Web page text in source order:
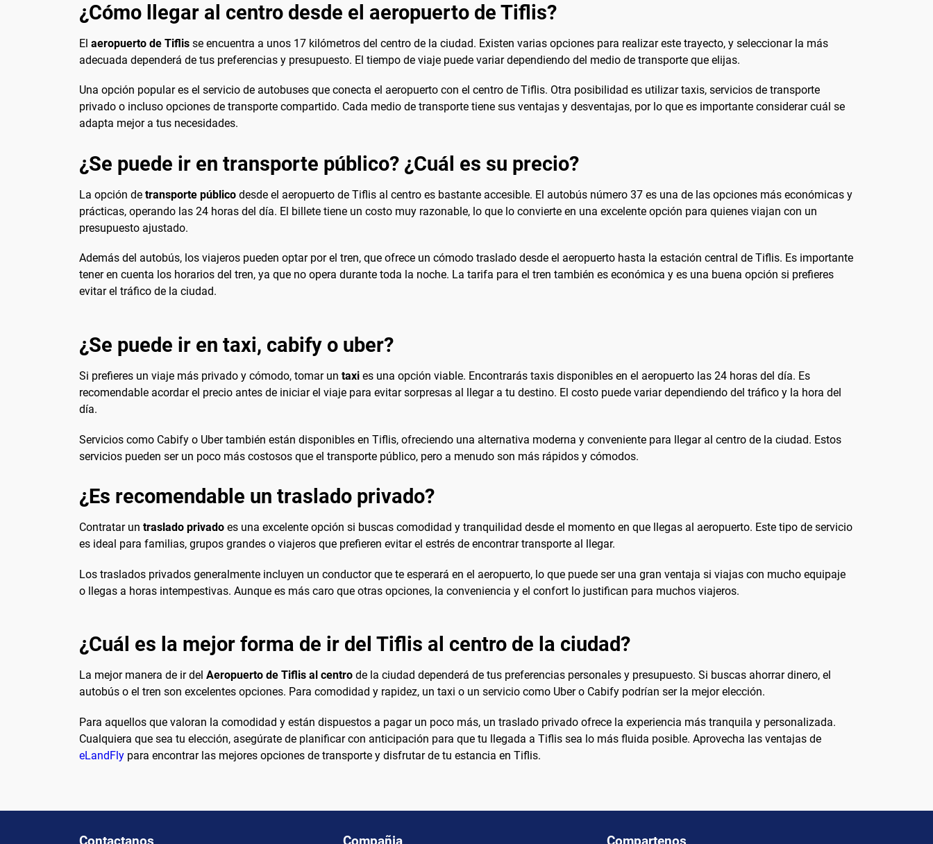
¿Cómo llegar al centro desde el aeropuerto de Tiflis?
El aeropuerto de Tiflis se encuentra a unos 17 kilómetros del centro de la ciudad. Existen varias opciones para realizar este trayecto, y seleccionar la más
adecuada dependerá de tus preferencias y presupuesto. El tiempo de viaje puede variar dependiendo del medio de transporte que elijas.
Una opción popular es el servicio de autobuses que conecta el aeropuerto con el centro de Tiflis. Otra posibilidad es utilizar taxis, servicios de transporte
privado o incluso opciones de transporte compartido. Cada medio de transporte tiene sus ventajas y desventajas, por lo que es importante considerar cuál se
adapta mejor a tus necesidades.
¿Se puede ir en transporte público? ¿Cuál es su precio?
La opción de transporte público desde el aeropuerto de Tiflis al centro es bastante accesible. El autobús número 37 es una de las opciones más económicas y
prácticas, operando las 24 horas del día. El billete tiene un costo muy razonable, lo que lo convierte en una excelente opción para quienes viajan con un
presupuesto ajustado.
Además del autobús, los viajeros pueden optar por el tren, que ofrece un cómodo traslado desde el aeropuerto hasta la estación central de Tiflis. Es importante
tener en cuenta los horarios del tren, ya que no opera durante toda la noche. La tarifa para el tren también es económica y es una buena opción si prefieres
evitar el tráfico de la ciudad.
¿Se puede ir en taxi, cabify o uber?
Si prefieres un viaje más privado y cómodo, tomar un taxi es una opción viable. Encontrarás taxis disponibles en el aeropuerto las 24 horas del día. Es
recomendable acordar el precio antes de iniciar el viaje para evitar sorpresas al llegar a tu destino. El costo puede variar dependiendo del tráfico y la hora del
día.
Servicios como Cabify o Uber también están disponibles en Tiflis, ofreciendo una alternativa moderna y conveniente para llegar al centro de la ciudad. Estos
servicios pueden ser un poco más costosos que el transporte público, pero a menudo son más rápidos y cómodos.
¿Es recomendable un traslado privado?
Contratar un traslado privado es una excelente opción si buscas comodidad y tranquilidad desde el momento en que llegas al aeropuerto. Este tipo de servicio
es ideal para familias, grupos grandes o viajeros que prefieren evitar el estrés de encontrar transporte al llegar.
Los traslados privados generalmente incluyen un conductor que te esperará en el aeropuerto, lo que puede ser una gran ventaja si viajas con mucho equipaje
o llegas a horas intempestivas. Aunque es más caro que otras opciones, la conveniencia y el confort lo justifican para muchos viajeros.
¿Cuál es la mejor forma de ir del Tiflis al centro de la ciudad?
La mejor manera de ir del Aeropuerto de Tiflis al centro de la ciudad dependerá de tus preferencias personales y presupuesto. Si buscas ahorrar dinero, el
autobús o el tren son excelentes opciones. Para comodidad y rapidez, un taxi o un servicio como Uber o Cabify podrían ser la mejor elección.
Para aquellos que valoran la comodidad y están dispuestos a pagar un poco más, un traslado privado ofrece la experiencia más tranquila y personalizada.
Cualquiera que sea tu elección, asegúrate de planificar con anticipación para que tu llegada a Tiflis sea lo más fluida posible. Aprovecha las ventajas de
eLandFly para encontrar las mejores opciones de transporte y disfrutar de tu estancia en Tiflis.
Contactanos Compañia Compartenos